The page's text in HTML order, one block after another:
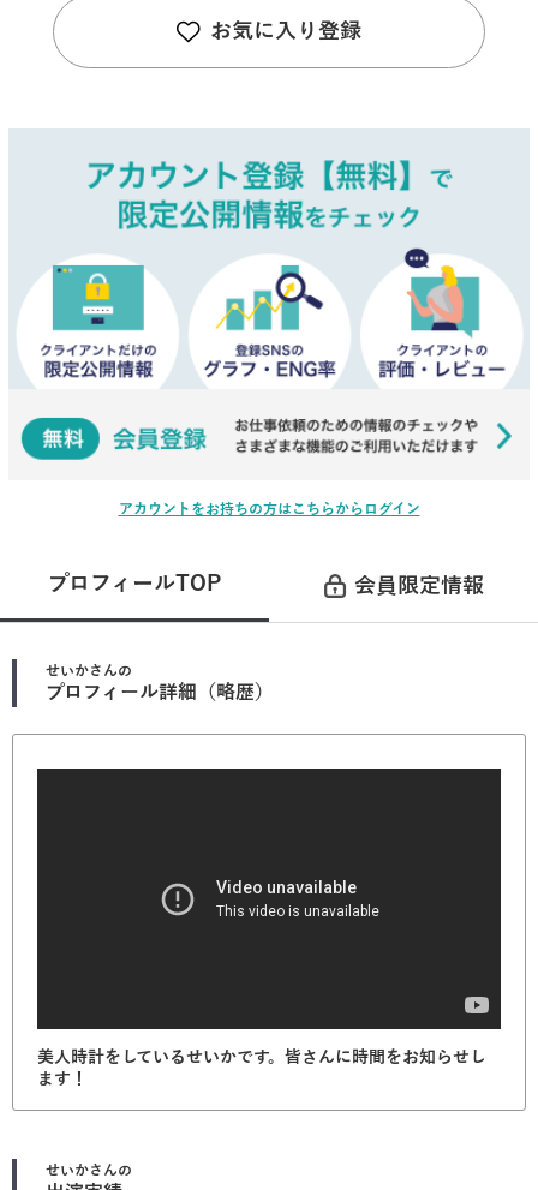
お気に入り登録
アカウントをお持ちの方はこちらからログイン
プロフィールTOP 会員限定情報
せいかさんの
プロフィール詳細（略歴）
美人時計をしているせいかです。皆さんに時間をお知らせし
ます！
せいかさんの